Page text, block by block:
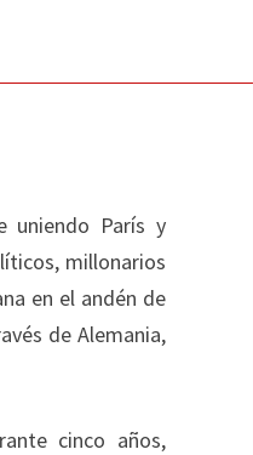
uniendo París y
millonarios
en el andén de
de Alemania,
cinco años,